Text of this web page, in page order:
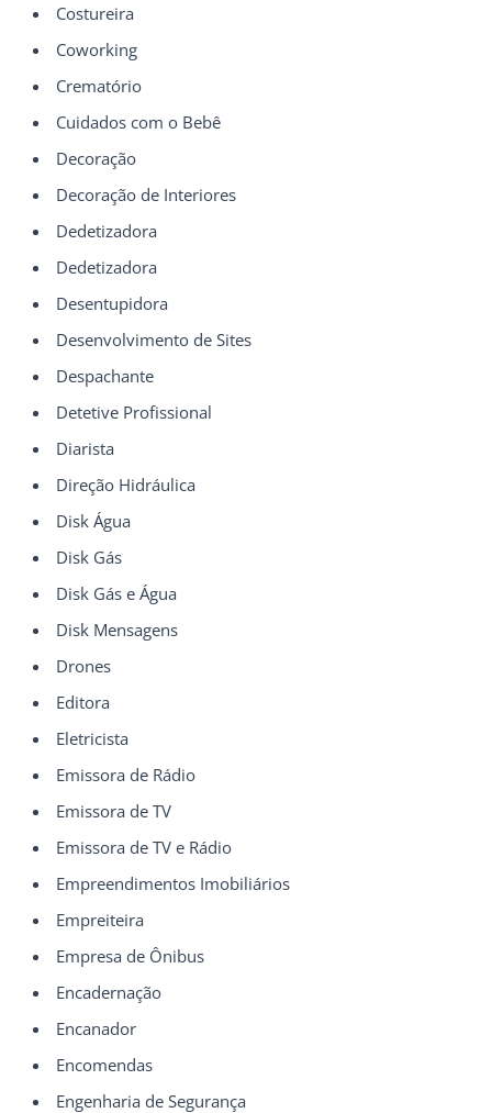
Costureira
Coworking
Crematório
Cuidados com o Bebê
Decoração
Decoração de Interiores
Dedetizadora
Dedetizadora
Desentupidora
Desenvolvimento de Sites
Despachante
Detetive Profissional
Diarista
Direção Hidráulica
Disk Água
Disk Gás
Disk Gás e Água
Disk Mensagens
Drones
Editora
Eletricista
Emissora de Rádio
Emissora de TV
Emissora de TV e Rádio
Empreendimentos Imobiliários
Empreiteira
Empresa de Ônibus
Encadernação
Encanador
Encomendas
Engenharia de Segurança